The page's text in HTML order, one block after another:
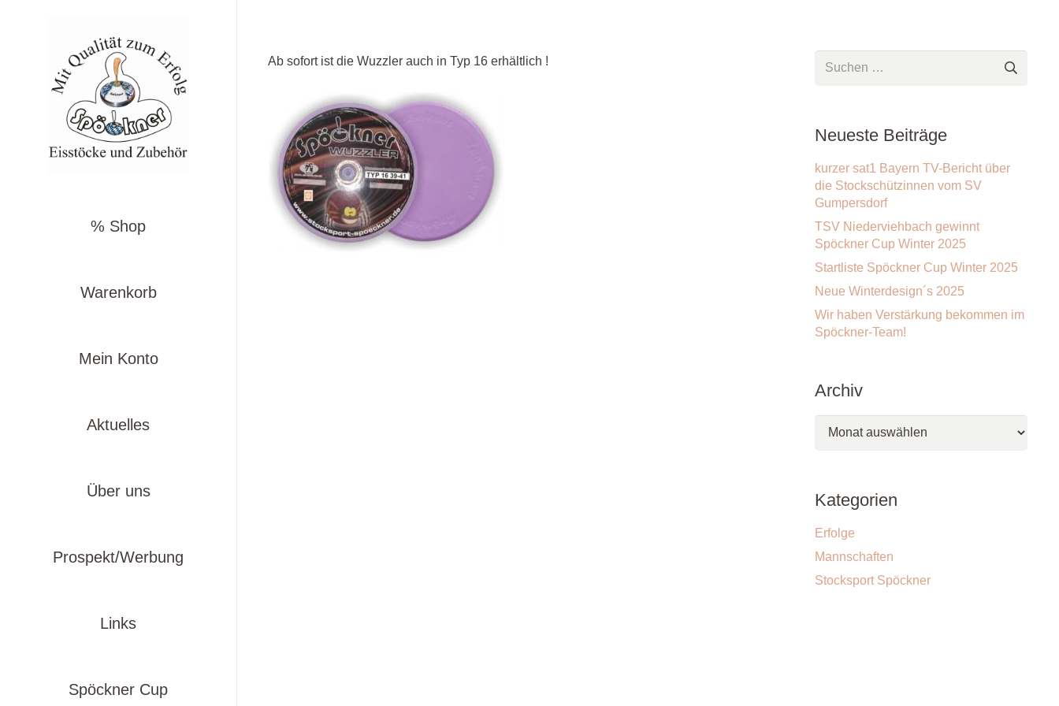
% Shop
Warenkorb
Mein Konto
Aktuelles
Über uns
Prospekt/Werbung
Links
Spöckner Cup
Ab sofort ist die Wuzzler auch in Typ 16 erhältlich !
Suchen
Neueste Beiträge
kurzer sat1 Bayern TV-Bericht über
die Stockschützinnen vom SV
Gumpersdorf
TSV Niederviehbach gewinnt
Spöckner Cup Winter 2025
Startliste Spöckner Cup Winter 2025
Neue Winterdesign´s 2025
Wir haben Verstärkung bekommen im
Spöckner-Team!
Archiv
Archiv
Kategorien
Erfolge
Mannschaften
Stocksport Spöckner